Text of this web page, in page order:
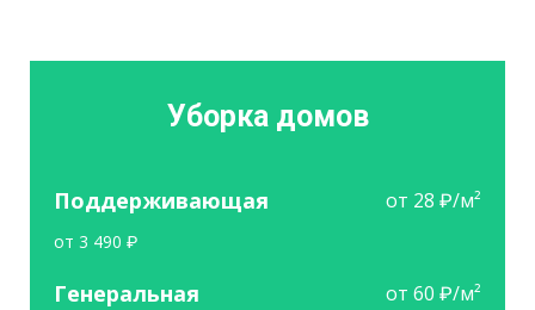
Уборка домов
Поддерживающая от 28 ₽/м²
от 3 490 ₽
Генеральная от 60 ₽/м²